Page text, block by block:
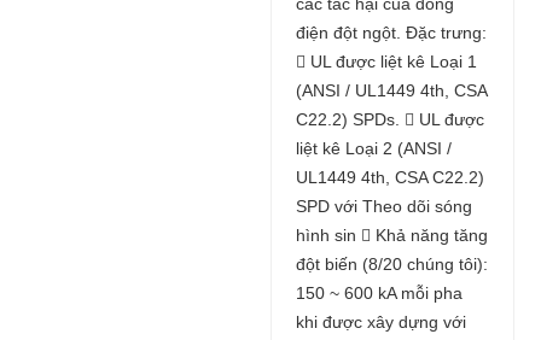
các tác hại của dòng
điện đột ngột. Đặc trưng:
 UL được liệt kê Loại 1
(ANSI / UL1449 4th, CSA
C22.2) SPDs.  UL được
liệt kê Loại 2 (ANSI /
UL1449 4th, CSA C22.2)
SPD với Theo dõi sóng
hình sin  Khả năng tăng
đột biến (8/20 chúng tôi):
150 ~ 600 kA mỗi pha
khi được xây dựng với